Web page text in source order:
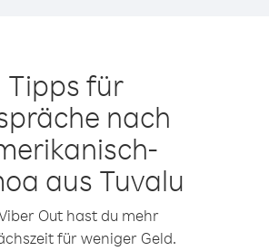
Tipps für
nach
aus Tuvalu
Out hast du mehr
für weniger Geld.